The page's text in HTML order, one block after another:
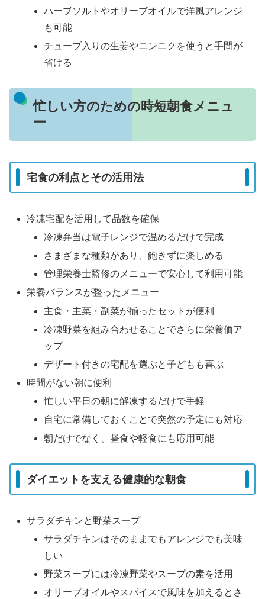
ハーブソルトやオリーブオイルで洋風アレンジ
も可能
チューブ入りの生姜やニンニクを使うと手間が
省ける
忙しい方のための時短朝食メニュ
ー
宅食の利点とその活用法
冷凍宅配を活用して品数を確保
冷凍弁当は電子レンジで温めるだけで完成
さまざまな種類があり、飽きずに楽しめる
管理栄養士監修のメニューで安心して利用可能
栄養バランスが整ったメニュー
主食・主菜・副菜が揃ったセットが便利
冷凍野菜を組み合わせることでさらに栄養価ア
ップ
デザート付きの宅配を選ぶと子どもも喜ぶ
時間がない朝に便利
忙しい平日の朝に解凍するだけで手軽
自宅に常備しておくことで突然の予定にも対応
朝だけでなく、昼食や軽食にも応用可能
ダイエットを支える健康的な朝食
サラダチキンと野菜スープ
サラダチキンはそのままでもアレンジでも美味
しい
野菜スープには冷凍野菜やスープの素を活用
オリーブオイルやスパイスで風味を加えるとさ